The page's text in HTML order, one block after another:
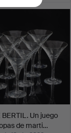
BERTIL. Un juego
de marti…